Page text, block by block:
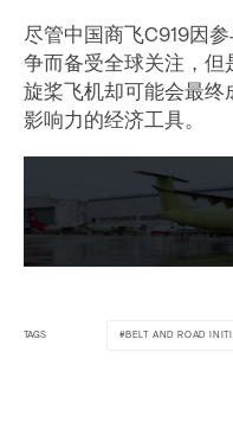
尽管中国商飞C919因
争而备受全球关注，但
旋桨飞机却可能会最终
影响力的经济工具。
TAGS BELT AND ROAD